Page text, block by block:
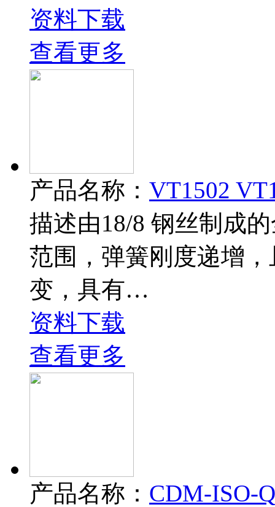
资料下载
查看更多
产品名称： VT1502
描述由18/8 钢丝制成
范围，弹簧刚度递增
变，具有…
资料下载
查看更多
产品名称： CDM-ISO-